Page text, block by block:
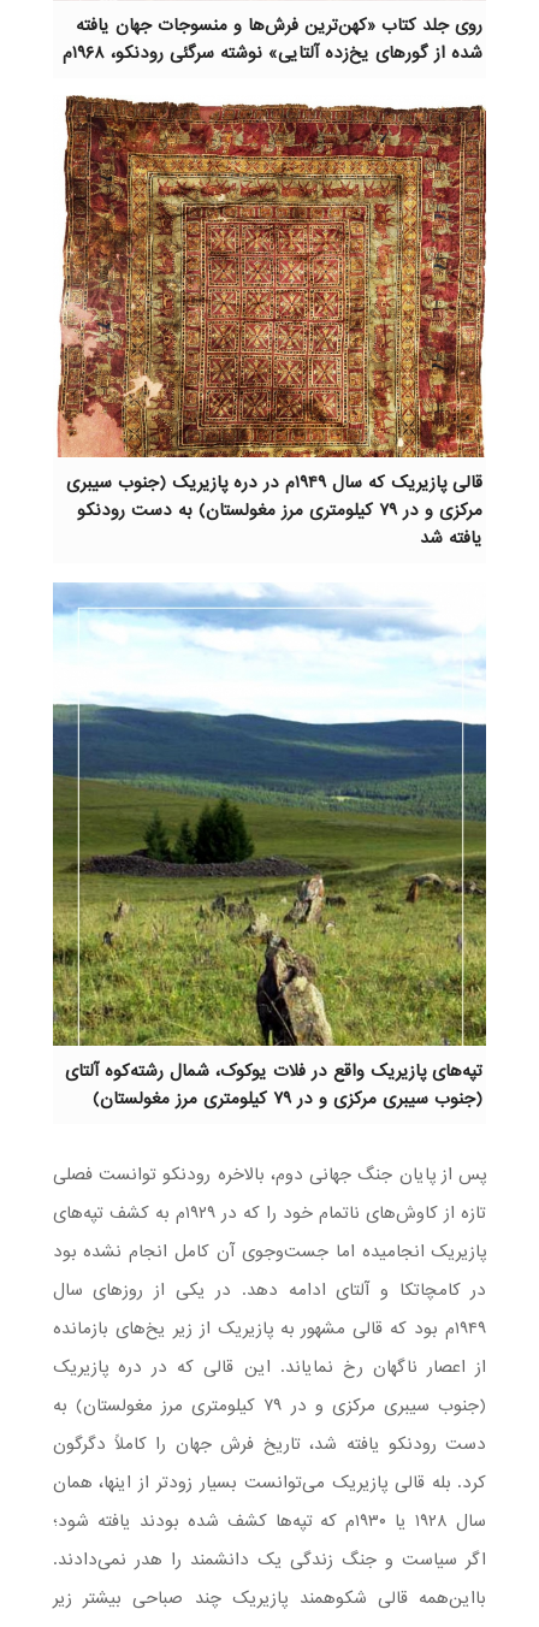
روی جلد کتاب «کهن‌ترین فرش‌ها و منسوجات جهان یافته
شده از گورهای یخ‌زده آلتایی» نوشته سرگئی رودنکو، ۱۹۶۸م
قالی پازیریک که سال ۱۹۴۹م در دره پازیریک (جنوب سیبری
مرکزی و در ۷۹ کیلومتری مرز مغولستان) به دست رودنکو
یافته شد
تپه‌های پازیریک واقع در فلات یوکوک، شمال رشته‌کوه آلتای
(جنوب سیبری مرکزی و در ۷۹ کیلومتری مرز مغولستان)
پس از پایان جنگ جهانی دوم، بالاخره رودنکو توانست فصلی
تازه‌ از کاوش‌های ناتمام خود را که در ۱۹۲۹م به کشف تپه‌های
پازیریک انجامیده اما جست‌وجوی آن کامل انجام نشده بود
در کامچاتکا و آلتای ادامه دهد. در یکی از روزهای سال
۱۹۴۹م بود که قالی مشهور به پازیریک از زیر یخ‌های بازمانده
از اعصار ناگهان رخ نمایاند. این قالی که در دره پازیریک
(جنوب سیبری مرکزی و در ۷۹ کیلومتری مرز مغولستان) به
دست رودنکو یافته شد، تاریخ فرش جهان را کاملاً دگرگون
کرد. بله قالی پازیریک می‌توانست بسیار زودتر از اینها، همان
سال ۱۹۲۸ یا ۱۹۳۰م که تپه‌ها کشف شده بودند یافته شود؛
اگر سیاست و جنگ زندگی یک دانشمند را هدر نمی‌دادند.
بااین‌همه قالی شکوهمند پازیریک چند صباحی بیشتر زیر